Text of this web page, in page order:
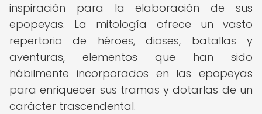
inspiración para la elaboración de sus
epopeyas. La mitología ofrece un vasto
repertorio de héroes, dioses, batallas y
aventuras, elementos que han sido
hábilmente incorporados en las epopeyas
para enriquecer sus tramas y dotarlas de un
carácter trascendental.